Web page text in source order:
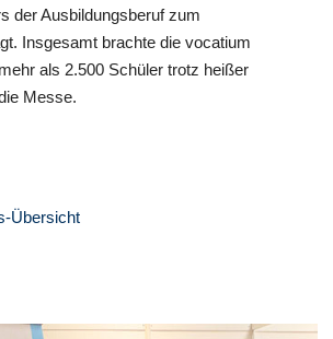
der Ausbildungsberuf zum
Insgesamt brachte die vocatium
als 2.500 Schüler trotz heißer
Messe.
Übersicht